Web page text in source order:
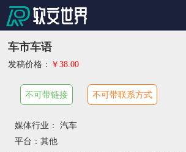
车市车语
发稿价格： ￥38.00
不可带链接 不可带联系方式
媒体行业： 汽车
平台：其他